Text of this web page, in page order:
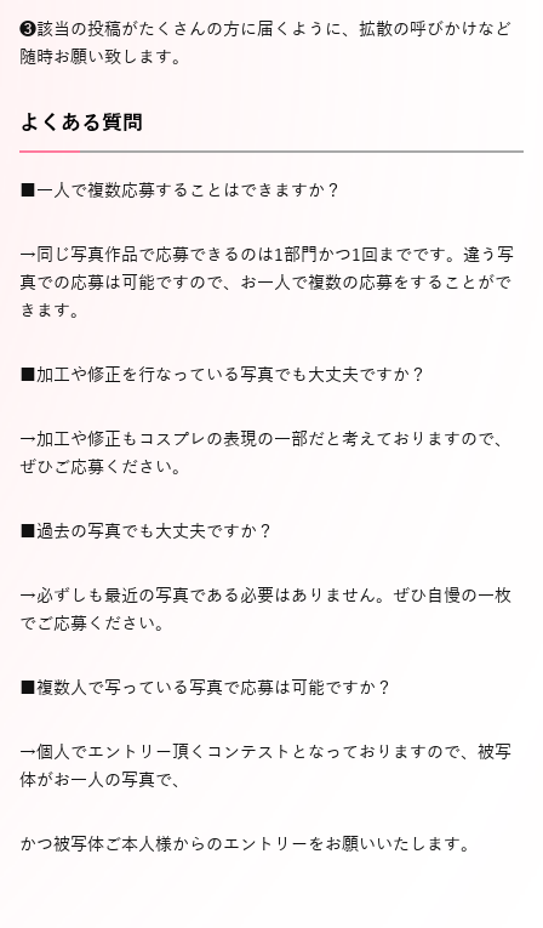
❸該当の投稿がたくさんの方に届くように、拡散の呼びかけなど
随時お願い致します。
よくある質問
■一人で複数応募することはできますか？
→同じ写真作品で応募できるのは1部門かつ1回までです。違う写
真での応募は可能ですので、お一人で複数の応募をすることがで
きます。
■加工や修正を行なっている写真でも大丈夫ですか？
→加工や修正もコスプレの表現の一部だと考えておりますので、
ぜひご応募ください。
■過去の写真でも大丈夫ですか？
→必ずしも最近の写真である必要はありません。ぜひ自慢の一枚
でご応募ください。
■複数人で写っている写真で応募は可能ですか？
→個人でエントリー頂くコンテストとなっておりますので、被写
体がお一人の写真で、
かつ被写体ご本人様からのエントリーをお願いいたします。